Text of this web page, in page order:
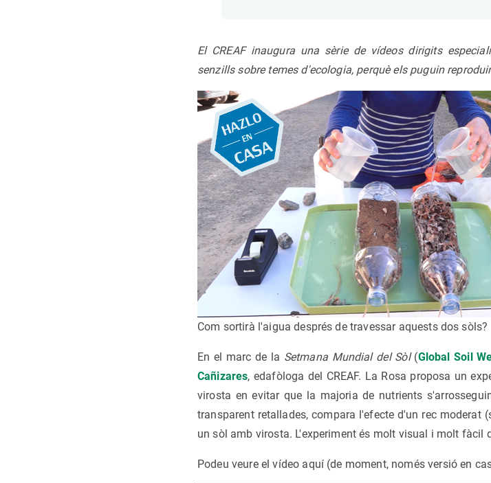
El CREAF inaugura una sèrie de vídeos dirigits
senzills sobre temes d'ecologia, perquè els puguin
Com sortirà l'aigua després de travessar aquests dos sòls?
En el marc de la Setmana Mundial del Sòl(Global Soil
Cañizares, edafòloga del CREAF. La Rosa proposa un
virosta en evitar que la majoria de nutrients
transparent retallades, compara l'efecte d'un rec
un sòl amb virosta. L'experiment és molt visual i molt fàcil
Podeu veure el vídeo aquí (de moment, només versió en